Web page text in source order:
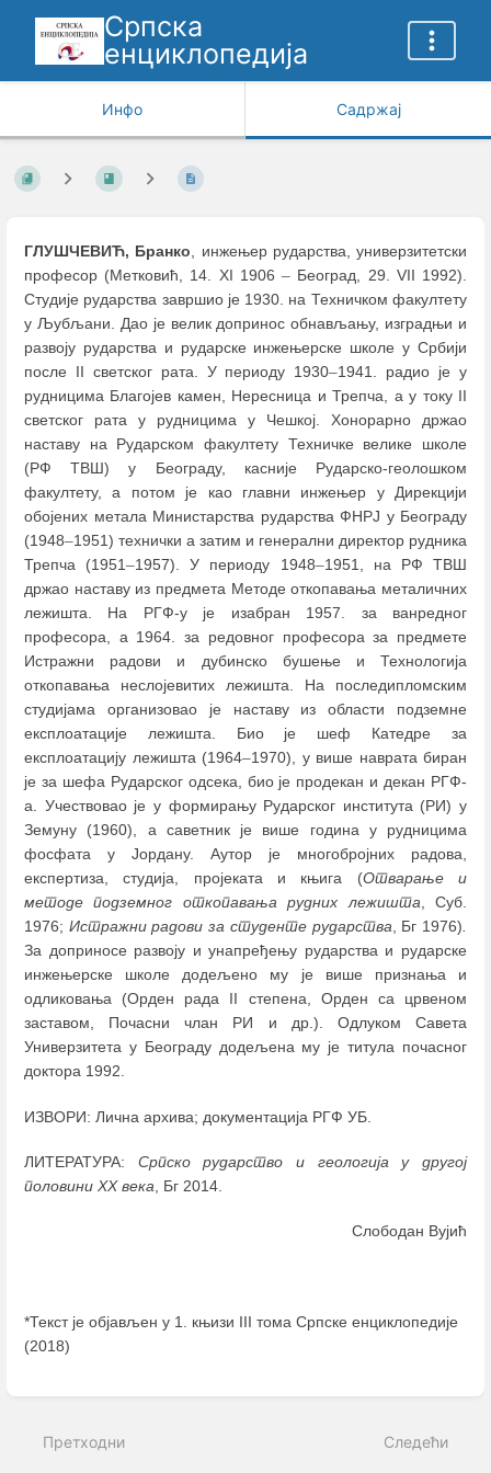
Српска
енциклопедија
Инфо Садржај
ГЛУШЧЕВИЋ, Бранко, инжењер рударства, универзитетски
професор (Метковић, 14. XI 1906– Београд, 29. VII 1992).
Студије рударства завршио је 1930. на Техничком факултету
у Љубљани. Дао је велик допринос обнављању, изградњи и
развоју рударства и рударске инжењерске школе у Србији
после II светског рата. У периоду 1930–1941. радио је у
рудницима Благојев камен, Нересница и Трепча, a у току II
светског рата у рудницима у Чешкој. Хонорарно држао
наставу на Рударском факултету Техничке велике школе
(РФ ТВШ) у Београду, касније Рударско-геолошком
факултету, а потом је као главни инжењер у Дирекцији
обојених метала Министарства рударства ФНРЈ у Београду
(1948–1951) технички а затим и генерални директор рудника
Трепча (1951–1957). У периоду 1948–1951, на РФ ТВШ
држао наставу из предмета Методе откопавања металичних
лежишта. На РГФ-у је изабран 1957. за ванредног
професора, а 1964. за редовног професора за предмете
Истражни радови и дубинско бушење и Технологија
откопавања неслојевитих лежишта. На последипломским
студијама организовао је наставу из области подземне
експлоатације лежишта. Био је шеф Катедре за
експлоатацију лежишта (1964–1970), у више наврата биран
је за шефа Рударског одсека, био је продекан и декан РГФ-
а. Учествовао је у формирању Рударског института (РИ) у
Земуну (1960), а саветник је више година у рудницима
фосфата у Јордану. Аутор је многобројних радова,
експертиза, студија, пројеката и књига (Отварање и
методе подземног откопавања рудних лежишта, Суб.
1976; Истражни радови за студенте рударства, Бг 1976).
За доприносе развоју и унапређењу рударства и рударске
инжењерске школе додељено му је више признања и
одликовања (Орден рада II степена, Орден са црвеном
заставом, Почасни члан РИ и др.). Одлуком Савета
Универзитета у Београду додељена му је титула почасног
доктора 1992.
ИЗВОРИ: Лична архива; документација РГФ УБ.
ЛИТЕРАТУРА: Српско рударство и геологија у другој
половини ХХ века , Бг 2014.
Слободан Вујић
*Текст је објављен у 1. књизи III тома Српске енциклопедије
(2018)
mode
Претходни
Следећи